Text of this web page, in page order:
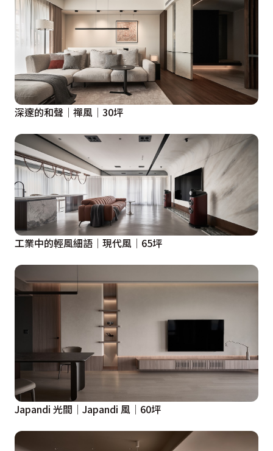
深邃的和聲│禪風│30坪
工業中的輕風細語│現代風│65坪
Japandi 光間│Japandi 風│60坪